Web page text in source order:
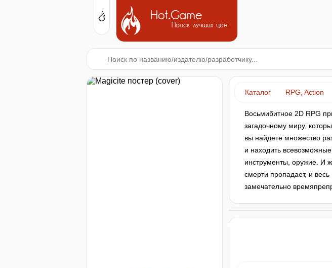
Hot.Game
Поиск лучших цен
Каталог RPG, Action
Восьмибитное 2D RPG
загадочному миру,
вы найдете множество
и находить
инструменты, оружие. И
смерти пропадает, и
замечательно